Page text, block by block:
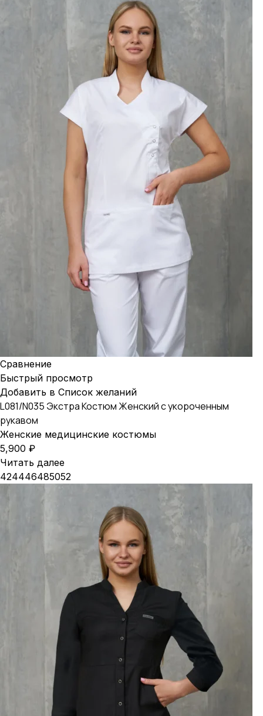
Сравнение
Быстрый просмотр
Добавить в Список желаний
L081/N035 Экстра Костюм Женский с укороченным
рукавом
Женские медицинские костюмы
5,900 ₽
Читать далее
424446485052